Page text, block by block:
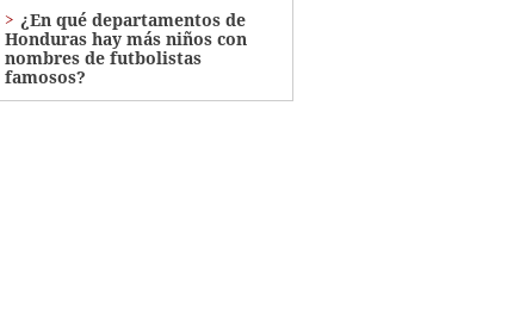
¿En qué departamentos de
Honduras hay más niños con
nombres de futbolistas
famosos?